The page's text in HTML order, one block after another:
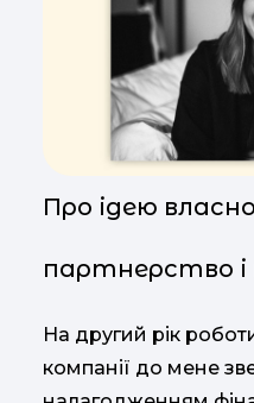
Про ідею
партнерство і
На другий рік
компанії до мене